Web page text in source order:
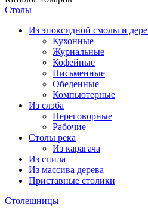
Столы
Из эпоксидной смолы и
Кухонные
Журнальные
Кофейные
Письменные
Обеденные
Компьютерные
Из слэба
Переговорные
Рабочие
Столы река
Из карагача
Из спила
Из массива дерева
Приставные столики
Столешницы